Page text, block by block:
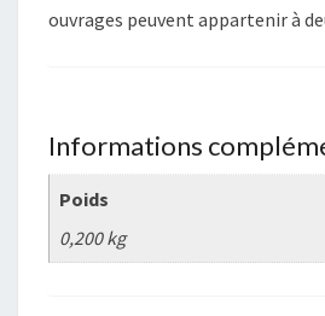
ouvrages peuvent appartenir à
Informations
Poids
0,200 kg